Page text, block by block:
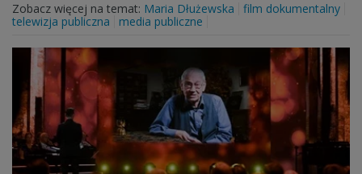
Zobacz więcej na temat: Maria Dłużewska
film dokumentalny
telewizja publiczna
media publiczne